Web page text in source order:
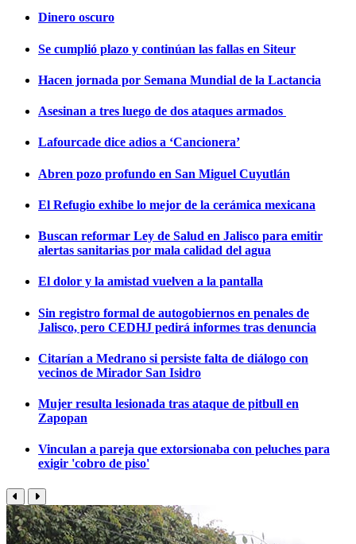
Dinero oscuro
Se cumplió plazo y continúan las fallas en Siteur
Hacen jornada por Semana Mundial de la Lactancia
Asesinan a tres luego de dos ataques armados
Lafourcade dice adios a ‘Cancionera’
Abren pozo profundo en San Miguel Cuyutlán
El Refugio exhibe lo mejor de la cerámica mexicana
Buscan reformar Ley de Salud en Jalisco para emitir
alertas sanitarias por mala calidad del agua
El dolor y la amistad vuelven a la pantalla
Sin registro formal de autogobiernos en penales de
Jalisco, pero CEDHJ pedirá informes tras denuncia
Citarían a Medrano si persiste falta de diálogo con
vecinos de Mirador San Isidro
Mujer resulta lesionada tras ataque de pitbull en
Zapopan
Vinculan a pareja que extorsionaba con peluches para
exigir 'cobro de piso'